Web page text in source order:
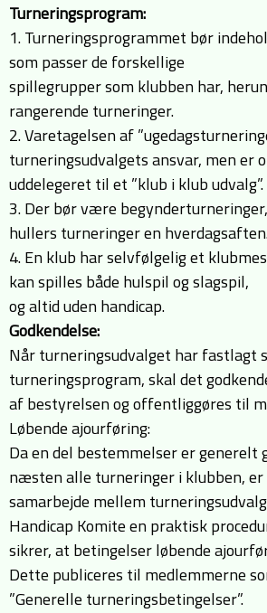
Turneringsprogram:
1. Turneringsprogrammet bør
som passer de forskellige
spillegrupper som klubben har,
rangerende turneringer.
2. Varetagelsen af
turneringsudvalgets ansvar, men er
uddelegeret til et ”klub i klub udvalg”.
3. Der bør være
hullers turneringer en
4. En klub har selvfølgelig et
kan spilles både hulspil og slagspil,
og altid uden handicap.
Godkendelse:
Når turneringsudvalget har fastlagt
turneringsprogram, skal det
af bestyrelsen og offentliggøres til
Løbende ajourføring:
Da en del bestemmelser er
næsten alle turneringer i klubben,
samarbejde mellem
Handicap Komite en praktisk
sikrer, at betingelser løbende
Dette publiceres til medlemmerne
”Generelle turneringsbetingelser”.